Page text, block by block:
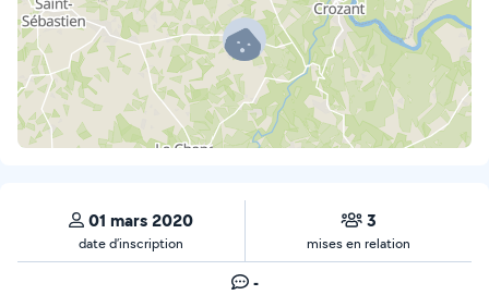
01 mars 2020
date d’inscription
3
mises en relation
-